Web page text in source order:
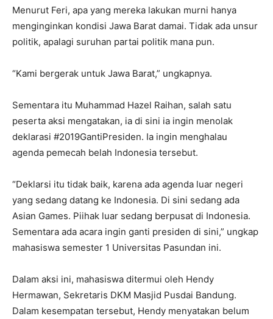
Menurut Feri, apa yang mereka lakukan murni hanya
menginginkan kondisi Jawa Barat damai. Tidak ada unsur
politik, apalagi suruhan partai politik mana pun.
“Kami bergerak untuk Jawa Barat,” ungkapnya.
Sementara itu Muhammad Hazel Raihan, salah satu
peserta aksi mengatakan, ia di sini ia ingin menolak
deklarasi #2019GantiPresiden. Ia ingin menghalau
agenda pemecah belah Indonesia tersebut.
“Deklarsi itu tidak baik, karena ada agenda luar negeri
yang sedang datang ke Indonesia. Di sini sedang ada
Asian Games. Piihak luar sedang berpusat di Indonesia.
Sementara ada acara ingin ganti presiden di sini,” ungkap
mahasiswa semester 1 Universitas Pasundan ini.
Dalam aksi ini, mahasiswa ditermui oleh Hendy
Hermawan, Sekretaris DKM Masjid Pusdai Bandung.
Dalam kesempatan tersebut, Hendy menyatakan belum